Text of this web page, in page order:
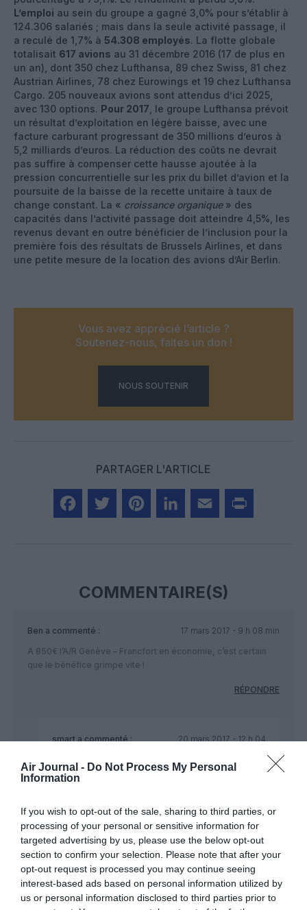
Air Journal - Do Not Process My Personal
Information
If you wish to opt-out of the sale, sharing to third parties, or
processing of your personal or sensitive information for
targeted advertising by us, please use the below opt-out
section to confirm your selection. Please note that after your
opt-out request is processed you may continue seeing
interest-based ads based on personal information utilized by
us or personal information disclosed to third parties prior to
L’emploi au sein du groupe a gagné 3,0% pour s’établir à
124.306 salariés ; mais dans la seule activité passage, il
a reculé de 1,7% à 54.308 employés. La flotte globale
totalisait 617 avions au 31 décembre 2016 (17 de plus en
un an), dont 350 chez Lufthansa, 89 chez Swiss, 81 chez
Austrian Airlines, 78 chez Eurowings et 19 chez Lufthansa
Cargo. 205 nouveaux avions sont attendus d’ici 2025,
avec 130 options. Pour 2017 , le groupe Lufthansa prévoit
un résultat d’exploitation en légère baisse, avec une
facture carburant progressant de 350 millions d’euros à
5,2 milliards d’euros. La réduction des coûts ne devrait
pas suffire à compenser cette hausse ajoutée à la
pression concurrentielle sur les prix du billet d’avion et la
poursuite de la baisse de la recette unitaire à taux de
change constant. La « croissance organique» des
capacités dans l’activité passage doit atteindre 4,5%, les
revenus devant en outre bénéficier de l’inclusion pour la
première fois des résultats de Brussels Airlines, et dans
une petite mesure de la location des avions d’Air Berlin.
Vous avez apprécié l’article ?
Soutenez-nous, faites un don !
NOUS SOUTENIR
PARTAGER L'ARTICLE
COMMENTAIRE(S)
Ben a commenté :
17 mars 2017 - 9 h 08 min
A 850€ l’A/R Genève – Francfort en économie, c’est certain
que le bénéfice grimpe vite !
RÉPONDRE
smart a commenté :
20 mars 2017 - 12 h 04
Si vous n’êtes pas contente du prix proposé, il y a le
RÉPONDRE
Jeremya commenté :
17 mars 2017 - 10 h 56 min
Beaux résultats pour LH Group !